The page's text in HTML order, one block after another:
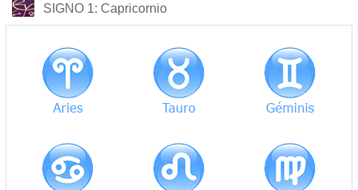
SIGNO 1: Capricornio